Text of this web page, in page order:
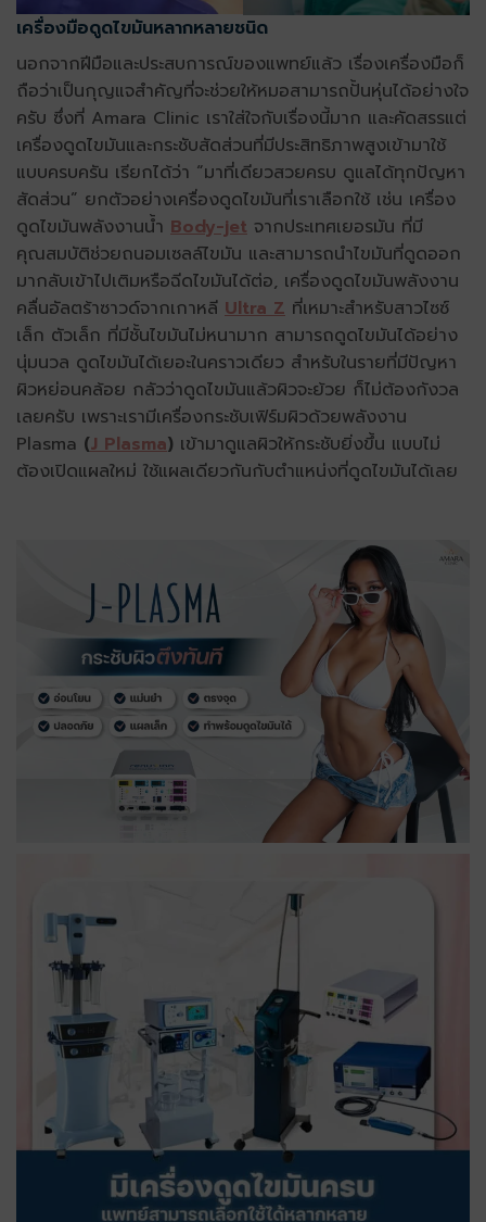
เครื่องมือดูดไขมันหลากหลายชนิด
นอกจากฝีมือและประสบการณ์ของแพทย์แล้ว เรื่องเครื่องมือก็
ถือว่าเป็นกุญแจสำคัญที่จะช่วยให้หมอสามารถปั้นหุ่นได้อย่างใจ
ครับ ซึ่งที่ Amara Clinic เราใส่ใจกับเรื่องนี้มาก และคัดสรรแต่
เครื่องดูดไขมันและกระชับสัดส่วนที่มีประสิทธิภาพสูงเข้ามาใช้
แบบครบครัน เรียกได้ว่า “มาที่เดียวสวยครบ ดูแลได้ทุกปัญหา
สัดส่วน” ยกตัวอย่างเครื่องดูดไขมันที่เราเลือกใช้ เช่น เครื่อง
ดูดไขมันพลังงานน้ำ Body-jet จากประเทศเยอรมัน ที่มี
คุณสมบัติช่วยถนอมเซลล์ไขมัน และสามารถนำไขมันที่ดูดออก
มากลับเข้าไปเติมหรือฉีดไขมันได้ต่อ, เครื่องดูดไขมันพลังงาน
คลื่นอัลตร้าซาวด์จากเกาหลี Ultra Z ที่เหมาะสำหรับสาวไซซ์
เล็ก ตัวเล็ก ที่มีชั้นไขมันไม่หนามาก สามารถดูดไขมันได้อย่าง
นุ่มนวล ดูดไขมันได้เยอะในคราวเดียว สำหรับในรายที่มีปัญหา
ผิวหย่อนคล้อย กลัวว่าดูดไขมันแล้วผิวจะย้วย ก็ไม่ต้องกังวล
เลยครับ เพราะเรามีเครื่องกระชับเฟิร์มผิวด้วยพลังงาน
Plasma (J Plasma) เข้ามาดูแลผิวให้กระชับยิ่งขึ้น แบบไม่
ต้องเปิดแผลใหม่ ใช้แผลเดียวกันกับตำแหน่งที่ดูดไขมันได้เลย